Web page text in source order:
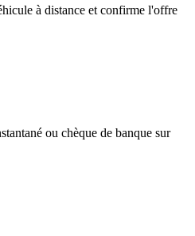
à distance et confirme l'offre
ou chèque de banque sur